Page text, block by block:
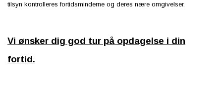
tilsyn kontrolleres fortidsminderne og deres nære omgivelser.
Vi ønsker dig god tur på opdagelse i din
fortid.